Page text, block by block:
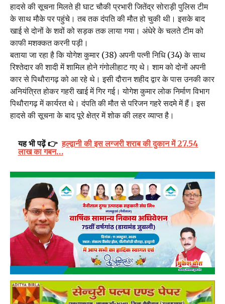
हादसे की सूचना मिलते ही घाट चौकी प्रभारी जितेंद्र सोराड़ी पुलिस टीम
के साथ मौके पर पहुंचे। तब तक दंपति की मौत हो चुकी थी। इसके बाद
खाई से दोनों के शवों को सड़क तक लाया गया। अंधेरे के चलते टीम को
काफी मशक्कत करनी पड़ी।
बताया जा रहा है कि योगेश कुमार (38) अपनी पत्नी निधि (34) के साथ
रिश्तेदार की शादी में शामिल होने गंगोलीहाट गए थे। शाम को दोनों अपनी
कार से पिथौरागढ़ को आ रहे थे। इसी दौरान शहीद द्वार के पास उनकी कार
अनियंत्रित होकर गहरी खाई में गिर गई। योगेश कुमार लोक निर्माण विभाग
पिथौरागढ़ में कार्यरत थे। दंपति की मौत से परिजन गहरे सदमे में हैं। इस
हादसे की सूचना के बाद पूरे क्षेत्र में शोक की लहर व्याप्त है।
यह भी पढ़ें 👉 हल्द्वानी की इस लग्जरी शराब की दुकान में 27.54
लाख का गबन…